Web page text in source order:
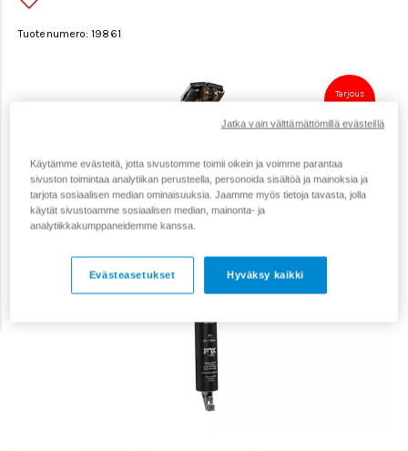
Tuotenumero: 19861
Tarjous
Käytämme evästeitä, jotta sivustomme toimii oikein ja voimme parantaa
sivuston toimintaa analytiikan perusteella, personoida sisältöä ja mainoksia ja
tarjota sosiaalisen median ominaisuuksia. Jaamme myös tietoja tavasta, jolla
käytät sivustoamme sosiaalisen median, mainonta- ja
analytiikkakumppaneidemme kanssa.
Hyväksy kaikki
Evästeasetukset
Jatka vain välttämättömillä evästeillä